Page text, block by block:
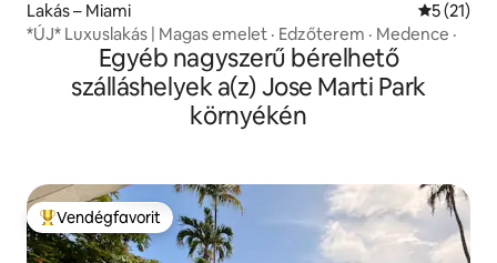
Lakás – Miami Átlagos
5 (21)
*ÚJ* Luxuslakás | Magas emelet · Edzőterem · Medence ·
Egyéb nagyszerű bérelhető
szálláshelyek a(z) Jose Marti Park
környékén
Kiemelt vendégfavorit
Vendégfavorit